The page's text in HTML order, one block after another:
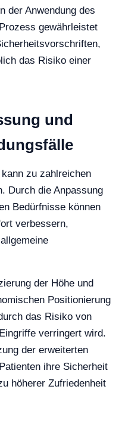
der Anwendung des
gewährleistet
das Risiko einer
und
zu zahlreichen
Durch die Anpassung
Bedürfnisse können
verbessern,
der Höhe und
Positionierung
das Risiko von
verringert wird.
der erweiterten
ihre Sicherheit
höherer Zufriedenheit